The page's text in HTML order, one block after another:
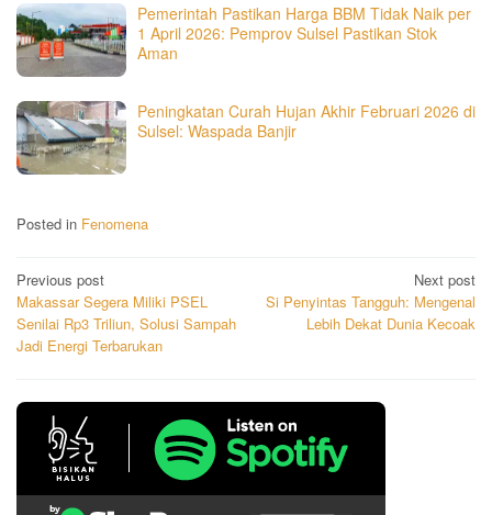
Pemerintah Pastikan Harga BBM Tidak Naik per
1 April 2026: Pemprov Sulsel Pastikan Stok
Aman
Peningkatan Curah Hujan Akhir Februari 2026 di
Sulsel: Waspada Banjir
Posted in Fenomena
Post
navigation
Previous post
Makassar Segera Miliki PSEL
Senilai Rp3 Triliun, Solusi Sampah
Jadi Energi Terbarukan
Next post
Si Penyintas Tangguh: Mengenal
Lebih Dekat Dunia Kecoak